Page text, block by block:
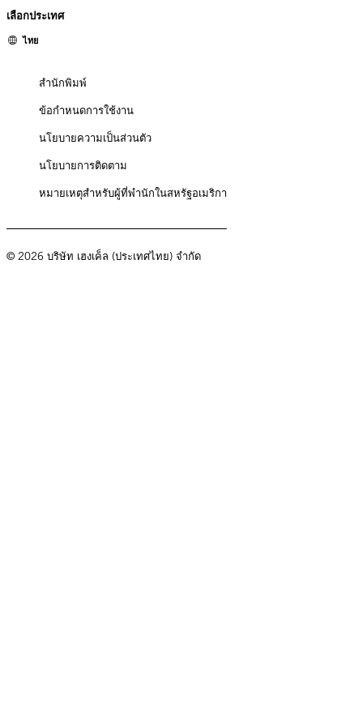
เลือกประเทศ
ไทย
สำนักพิมพ์
ข้อกำหนดการใช้งาน
นโยบายความเป็นส่วนตัว
นโยบายการติดตาม
หมายเหตุสำหรับผู้ที่พำนักในสหรัฐอเมริกา
© 2026 บริษัท เฮงเค็ล (ประเทศไทย) จำกัด